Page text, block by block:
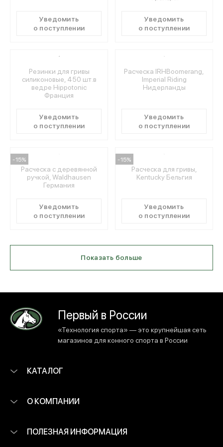
Уведомить
о поступлении
Уведомить
о поступлении
Резинки для гривы
силиконовые, 450 шт.в
ведре Hippotonic
Франция
Уведомить
о поступлении
Расческа IRHBoomerang,
Imperial Riding
Нидерланды
Уведомить
о поступлении
-15%
Расческа с деревянной
ручкой, Waldhausen
Германия
Уведомить
о поступлении
-15%
Расческа для гривы,
Kentucky Бельгия
Уведомить
о поступлении
Показать больше
Первый в России
«Технология спорта» — это крупнейшая сеть
магазинов для конного спорта в России
КАТАЛОГ
О КОМПАНИИ
ПОЛЕЗНАЯ ИНФОРМАЦИЯ